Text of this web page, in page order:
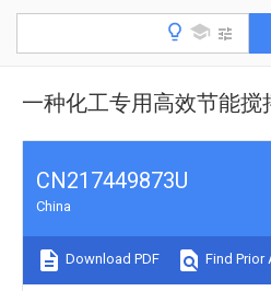
一种化工专用高效节能搅
CN217449873U
China
Download PDF Find Prior